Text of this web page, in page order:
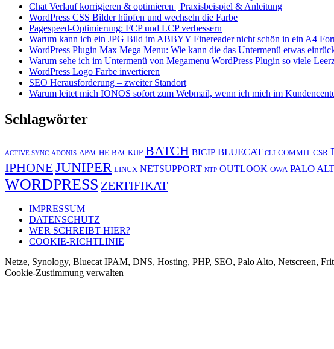
Chat Verlauf korrigieren & optimieren | Praxisbeispiel & Anleitung
WordPress CSS Bilder hüpfen und wechseln die Farbe
Pagespeed-Optimierung: FCP und LCP verbessern
Warum kann ich ein JPG Bild im ABBYY Finereader nicht schön in ein A4
WordPress Plugin Max Mega Menu: Wie kann die das Untermenü etwas
Warum sehe ich im Untermenü von Megamenu WordPress Plugin so viele
WordPress Logo Farbe invertieren
SEO Herausforderung – zweiter Standort
Warum leitet mich IONOS sofort zum Webmail, wenn ich mich im
Schlagwörter
ACTIVE SYNC ADONIS APACHE BACKUP BATCH BIGIP BLUECAT CLI COMMIT CSR
IPHONEJUNIPER LINUX NETSUPPORT NTP OUTLOOK OWA PALO
WORDPRESS ZERTIFIKAT
IMPRESSUM
DATENSCHUTZ
WER SCHREIBT HIER?
COOKIE-RICHTLINIE
Netze, Synology, Bluecat IPAM, DNS, Hosting, PHP, SEO, Palo Alto, Netscreen,
Cookie-Zustimmung verwalten